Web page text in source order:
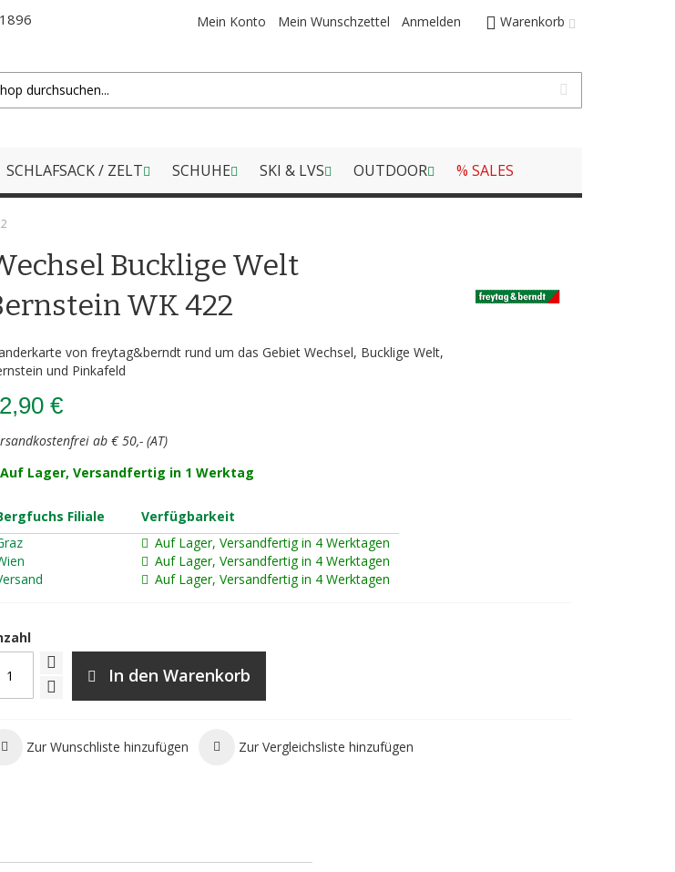
Warenkorb
Mein Konto Mein Wunschzettel Anmelden
SCHLAFSACK / ZELT SCHUHE SKI & LVS OUTDOOR % SALES
WK 422 Wechsel – Bucklige Welt – Bernstein,
Bucklige Welt
WK 422
von freytag&berndt rund um das Gebiet Wechsel, Bucklige Welt,
und Pinkafeld
€
ab € 50,- (AT)
Auf Lager, Versandfertig in 1 Werktag
Filiale
Verfügbarkeit
Auf Lager, Versandfertig in 4 Werktagen
Auf Lager, Versandfertig in 4 Werktagen
Auf Lager, Versandfertig in 4 Werktagen
In den Warenkorb
Zur Wunschliste hinzufügen Zur Vergleichsliste hinzufügen